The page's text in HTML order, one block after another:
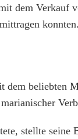
dem Verkauf
dem beliebten
stellte seine